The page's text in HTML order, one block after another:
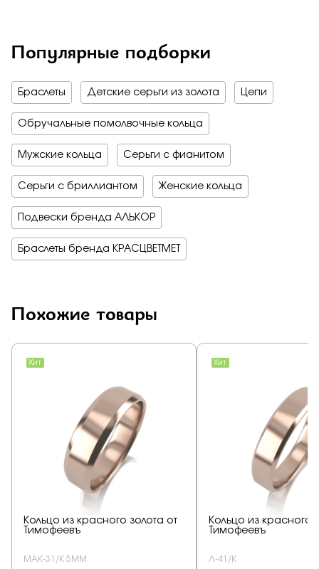
Популярные подборки
Браслеты Детские серьги из золота Цепи
Обручальные помолвочные кольца
Мужские кольца Серьги с фианитом
Серьги с бриллиантом Женские кольца
Подвески бренда АЛЬКОР
Браслеты бренда КРАСЦВЕТМЕТ
Похожие товары